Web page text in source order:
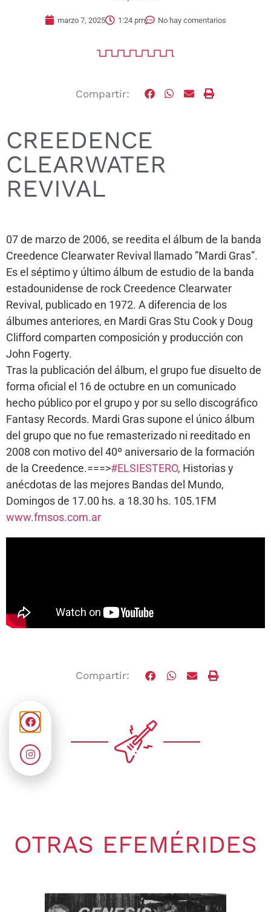
marzo 7, 2025 1:24 pm No hay comentarios
Compartir:
CREEDENCE
CLEARWATER
REVIVAL
07 de marzo de 2006, se reedita el álbum de la banda
Creedence Clearwater Revival llamado ”Mardi Gras”.
Es el séptimo y último álbum de estudio de la banda
estadounidense de rock Creedence Clearwater
Revival, publicado en 1972. A diferencia de los
álbumes anteriores, en Mardi Gras Stu Cook y Doug
Clifford comparten composición y producción con
John Fogerty.
Tras la publicación del álbum, el grupo fue disuelto de
forma oficial el 16 de octubre en un comunicado
hecho público por el grupo y por su sello discográfico
Fantasy Records. Mardi Gras supone el único álbum
del grupo que no fue remasterizado ni reeditado en
2008 con motivo del 40º aniversario de la formación
de la Creedence.===>#ELSIESTERO, Historias y
anécdotas de las mejores Bandas del Mundo,
Domingos de 17.00 hs. a 18.30 hs. 105.1FM
www.fmsos.com.ar
Compartir:
OTRAS EFEMÉRIDES